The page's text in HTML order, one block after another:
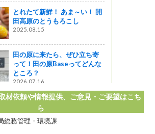
とれたて新鮮！ あま～い！ 開
田高原のとうもろこし
2025.08.15
田の原に来たら、ぜひ立ち寄
って！田の原Baseってどんな
ところ？
2026.07.16
材依頼や情報提供、ご意見・ご要望はこち
ら
総務管理・環境課